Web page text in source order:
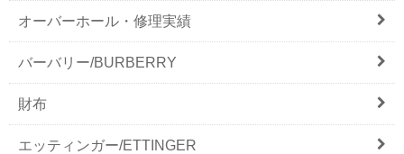
オーバーホール・修理実績
バーバリー/BURBERRY
財布
エッティンガー/ETTINGER